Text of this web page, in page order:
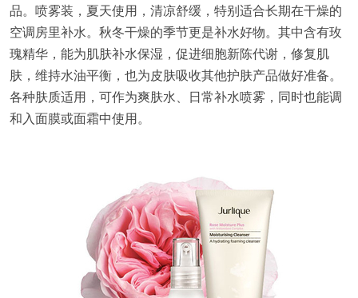
品。喷雾装，夏天使用，清凉舒缓，特别适合长期在干燥的
空调房里补水。秋冬干燥的季节更是补水好物。其中含有玫
瑰精华，能为肌肤补水保湿，促进细胞新陈代谢，修复肌
肤，维持水油平衡，也为皮肤吸收其他护肤产品做好准备。
各种肤质适用，可作为爽肤水、日常补水喷雾，同时也能调
和入面膜或面霜中使用。